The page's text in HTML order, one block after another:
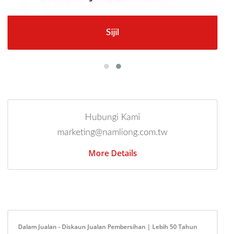
Sijil
Hubungi Kami
marketing@namliong.com.tw
More Details
Dalam Jualan - Diskaun Jualan Pembersihan | Lebih 50 Tahun